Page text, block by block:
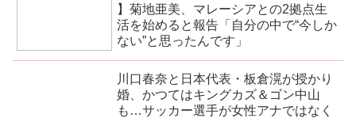
】菊地亜美、マレーシアとの2拠点生
活を始めると報告「自分の中で“今しか
ない”と思ったんです」
川口春奈と日本代表・板倉滉が授かり
婚、かつてはキングカズ＆ゴン中山
も…サッカー選手が女性アナではなく